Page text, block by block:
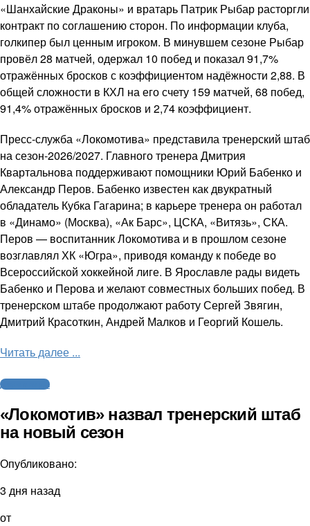
«Шанхайские Драконы» и вратарь Патрик Рыбар расторгли
контракт по соглашению сторон. По информации клуба,
голкипер был ценным игроком. В минувшем сезоне Рыбар
провёл 28 матчей, одержал 10 побед и показал 91,7%
отражённых бросков с коэффициентом надёжности 2,88. В
общей сложности в КХЛ на его счету 159 матчей, 68 побед,
91,4% отражённых бросков и 2,74 коэффициент.
Пресс-служба «Локомотива» представила тренерский штаб
на сезон-2026/2027. Главного тренера Дмитрия
Квартальнова поддерживают помощники Юрий Бабенко и
Александр Перов. Бабенко известен как двукратный
обладатель Кубка Гагарина; в карьере тренера он работал
в «Динамо» (Москва), «Ак Барс», ЦСКА, «Витязь», СКА.
Перов — воспитанник Локомотива и в прошлом сезоне
возглавлял ХК «Югра», приводя команду к победе во
Всероссийской хоккейной лиге. В Ярославле рады видеть
Бабенко и Перова и желают совместных больших побед. В
тренерском штабе продолжают работу Сергей Звягин,
Дмитрий Красоткин, Андрей Малков и Георгий Кошель.
Читать далее ...
Другие виды
«Локомотив» назвал тренерский штаб
на новый сезон
Опубликовано:
3 дня назад
от